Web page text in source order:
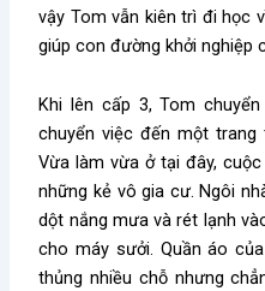
vậy Tom vẫn kiên trì đi học
giúp con đường khởi nghiệp
Khi lên cấp 3, Tom
chuyển việc đến một
Vừa làm vừa ở tại đây,
những kẻ vô gia cư. Ngôi
dột nắng mưa và rét lạnh
cho máy sưởi. Quần áo
thủng nhiều chỗ nhưng